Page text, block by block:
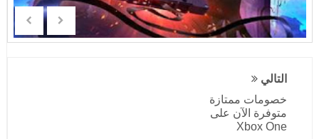
التالي
خصومات ممتازة
متوفرة الآن على
Xbox One